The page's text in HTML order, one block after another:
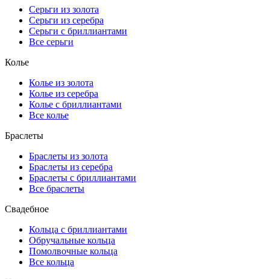
Серьги из золота
Серьги из серебра
Серьги с бриллиантами
Все серьги
Колье
Колье из золота
Колье из серебра
Колье с бриллиантами
Все колье
Браслеты
Браслеты из золота
Браслеты из серебра
Браслеты с бриллиантами
Все браслеты
Свадебное
Кольца с бриллиантами
Обручальные кольца
Помолвочные кольца
Все кольца